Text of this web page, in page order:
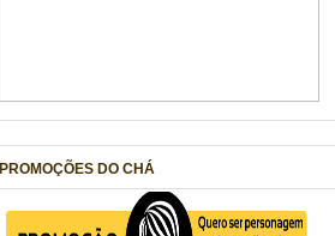
PROMOÇÕES DO CHÁ